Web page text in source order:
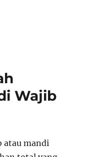
Wajib
atau mandi